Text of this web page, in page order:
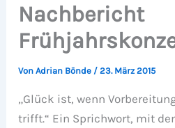
Nachbericht
VonAdrian Bönde /23. März 2015
„Glück ist, wenn
trifft.“ Ein Sprichwort, mit